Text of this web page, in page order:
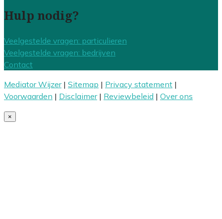
Hulp nodig?
Veelgestelde vragen: particulieren
Veelgestelde vragen: bedrijven
Contact
Mediator Wijzer| Sitemap | Privacy statement |
Voorwaarden | Disclaimer| Reviewbeleid | Over ons
×